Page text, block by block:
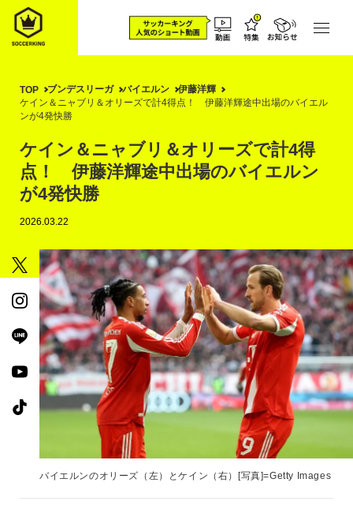
TOP ブンデスリーガ バイエルン
伊藤洋輝
ケイン＆ニャブリ＆オリーズで計4得点！ 伊藤洋輝途中出場のバイエル
ンが4発快勝
ケイン＆ニャブリ＆オリーズで計4得
点！ 伊藤洋輝途中出場のバイエルン
が4発快勝
2026.03.22
バイエルンのオリーズ（左）とケイン（右）[写真]=Getty Images